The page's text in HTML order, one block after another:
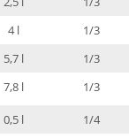
4 l
1/3
5,7 l
1/3
7,8 l 1/3
0,5 l
1/4